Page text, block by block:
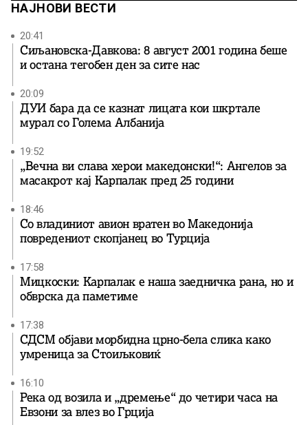
НАЈНОВИ ВЕСТИ
20:41
Сиљановска-Давкова: 8 август 2001 година беше
и остана тегобен ден за сите нас
20:09
ДУИ бара да се казнат лицата кои шкртале
мурал со Голема Албанија
19:52
„Вечна ви слава херои македонски!“: Ангелов за
масакрот кај Карпалак пред 25 години
18:46
Со владиниот авион вратен во Македонија
повредениот скопјанец во Турција
17:58
Мицкоски: Карпалак е наша заедничка рана, но и
обврска да паметиме
17:38
СДСМ објави морбидна црно-бела слика како
умреница за Стоиљковиќ
16:10
Река од возила и „дремење“ до четири часа на
Евзони за влез во Грција